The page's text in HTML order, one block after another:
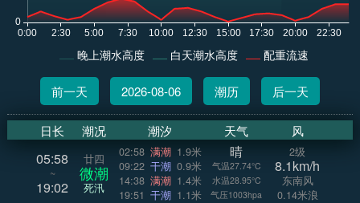
晚上潮水高度 白天潮水高度 配重流速
前一天 2026-08-06 潮历 后一天
日长 潮况 潮汐 天气 风
05:58
~
19:02
廿四
微潮
死汛
02:58 满潮 1.9米
09:22 干潮 0.9米
14:38 满潮 1.4米
19:51 干潮 1.1米
晴
气温27.74°C
水温28.95°C
气压1003hpa
2级
8.1km/h
东南风
0.14米浪